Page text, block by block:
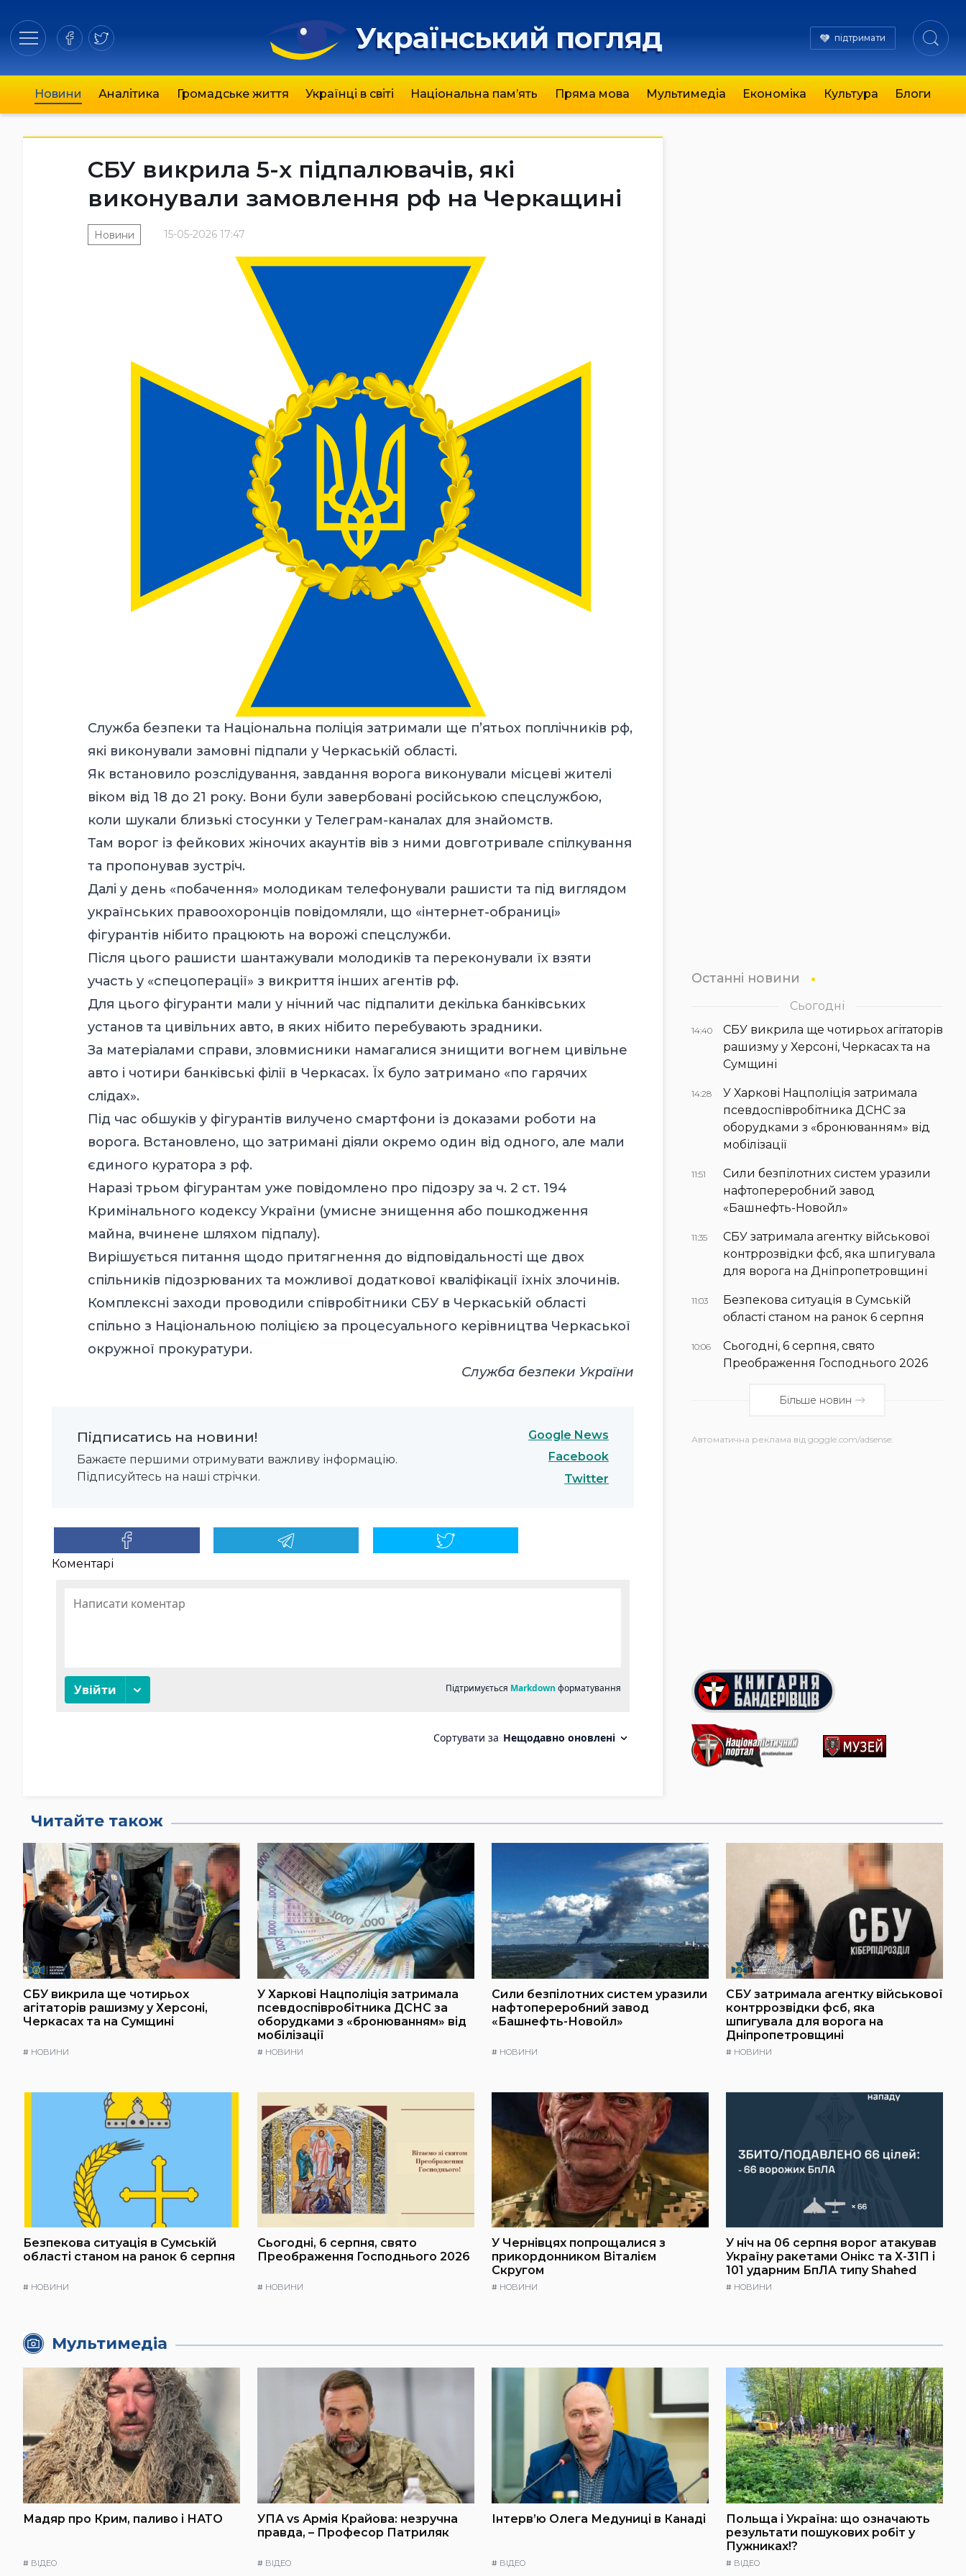
Український погляд підтримати
Новини Аналітика Громадське життя Українці в світі Національна пам’ять Пряма мова Мультимедіа Економіка Культура Блоги
СБУ викрила 5-х підпалювачів, які
виконували замовлення рф на Черкащині
15-05-2026 17:47
Новини
Служба безпеки та Національна поліція затримали ще п’ятьох поплічників рф,
які виконували замовні підпали у Черкаській області.
Як встановило розслідування, завдання ворога виконували місцеві жителі
віком від 18 до 21 року. Вони були завербовані російською спецслужбою,
коли шукали близькі стосунки у Телеграм-каналах для знайомств.
Там ворог із фейкових жіночих акаунтів вів з ними довготривале спілкування
та пропонував зустріч.
Далі у день «побачення» молодикам телефонували рашисти та під виглядом
українських правоохоронців повідомляли, що «інтернет-обраниці»
фігурантів нібито працюють на ворожі спецслужби.
Після цього рашисти шантажували молодиків та переконували їх взяти
участь у «спецоперації» з викриття інших агентів рф.
Для цього фігуранти мали у нічний час підпалити декілька банківських
установ та цивільних авто, в яких нібито перебувають зрадники.
За матеріалами справи, зловмисники намагалися знищити вогнем цивільне
авто і чотири банківські філії в Черкасах. Їх було затримано «по гарячих
слідах».
Під час обшуків у фігурантів вилучено смартфони із доказами роботи на
ворога. Встановлено, що затримані діяли окремо один від одного, але мали
єдиного куратора з рф.
Наразі трьом фігурантам уже повідомлено про підозру за ч. 2 ст. 194
Кримінального кодексу України (умисне знищення або пошкодження
майна, вчинене шляхом підпалу).
Вирішується питання щодо притягнення до відповідальності ще двох
спільників підозрюваних та можливої додаткової кваліфікації їхніх злочинів.
Комплексні заходи проводили співробітники СБУ в Черкаській області
спільно з Національною поліцією за процесуального керівництва Черкаської
окружної прокуратури.
Служба безпеки України
Підписатись на новини!
Бажаєте першими отримувати важливу інформацію.
Підписуйтесь на наші стрічки.
Google News
Facebook
Twitter
Коментарі
Останні новини
Сьогодні
14:40
СБУ викрила ще чотирьох агітаторів
рашизму у Херсоні, Черкасах та на
Сумщині
14:28
У Харкові Нацполіція затримала
псевдоспівробітника ДСНС за
оборудками з «бронюванням» від
мобілізації
11:51
Сили безпілотних систем уразили
нафтопереробний завод
«Башнефть-Новойл»
11:35
СБУ затримала агентку військової
контррозвідки фсб, яка шпигувала
для ворога на Дніпропетровщині
11:03
Безпекова ситуація в Сумській
області станом на ранок 6 серпня
10:06
Сьогодні, 6 серпня, свято
Преображення Господнього 2026
Більше новин
Автоматична реклама від goggle.com/adsense:
Читайте також
СБУ викрила ще чотирьох
агітаторів рашизму у Херсоні,
Черкасах та на Сумщині
# НОВИНИ
У Харкові Нацполіція затримала
псевдоспівробітника ДСНС за
оборудками з «бронюванням» від
мобілізації
# НОВИНИ
Сили безпілотних систем уразили
нафтопереробний завод
«Башнефть-Новойл»
# НОВИНИ
СБУ затримала агентку військової
контррозвідки фсб, яка
шпигувала для ворога на
Дніпропетровщині
# НОВИНИ
Безпекова ситуація в Сумській
області станом на ранок 6 серпня
# НОВИНИ
Сьогодні, 6 серпня, свято
Преображення Господнього 2026
# НОВИНИ
У Чернівцях попрощалися з
прикордонником Віталієм
Скругом
# НОВИНИ
У ніч на 06 серпня ворог атакував
Україну ракетами Онікс та Х-31П і
101 ударним БпЛА типу Shahed
# НОВИНИ
Мультимедіа
Мадяр про Крим, паливо і НАТО
# ВІДЕО
УПА vs Армія Крайова: незручна
правда, – Професор Патриляк
# ВІДЕО
Інтерв’ю Олега Медуниці в Канаді
# ВІДЕО
Польща і Україна: що означають
результати пошукових робіт у
Пужниках!?
# ВІДЕО